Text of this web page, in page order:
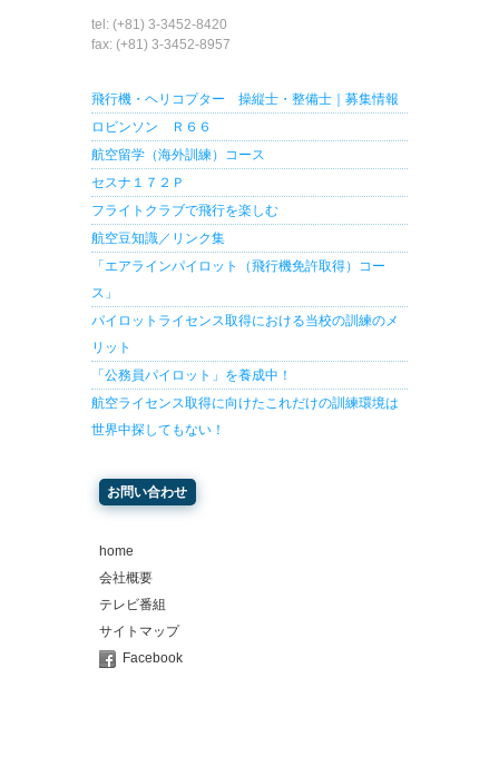
tel: (+81) 3-3452-8420
fax: (+81) 3-3452-8957
飛行機・ヘリコプター 操縦士・整備士｜募集情報
ロビンソン Ｒ６６
航空留学（海外訓練）コース
セスナ１７２Ｐ
フライトクラブで飛行を楽しむ
航空豆知識／リンク集
「エアラインパイロット（飛行機免許取得）コー
ス」
パイロットライセンス取得における当校の訓練のメ
リット
「公務員パイロット」を養成中！
航空ライセンス取得に向けたこれだけの訓練環境は
世界中探してもない！
お問い合わせ
home
会社概要
テレビ番組
サイトマップ
Facebook